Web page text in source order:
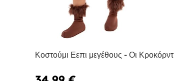
Κοστούμι Εεπι μεγέθους - Οι Κροκόρντ